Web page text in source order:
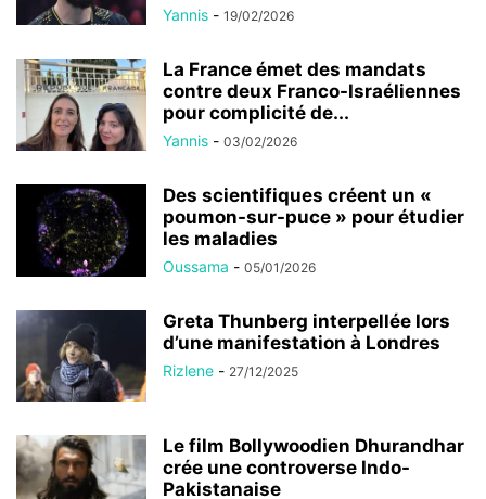
Yannis - 19/02/2026
La France émet des mandats
contre deux Franco-Israéliennes
pour complicité de...
Yannis - 03/02/2026
Des scientifiques créent un «
poumon-sur-puce » pour étudier
les maladies
Oussama - 05/01/2026
Greta Thunberg interpellée lors
d’une manifestation à Londres
Rizlene - 27/12/2025
Le film Bollywoodien Dhurandhar
crée une controverse Indo-
Pakistanaise